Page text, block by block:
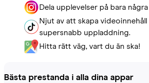
Dela upplevelser på bara
Njut av att skapa videoinnehåll
supersnabb uppladdning.
Hitta rätt väg, vart du än ska!
Bästa prestanda i alla dina appar